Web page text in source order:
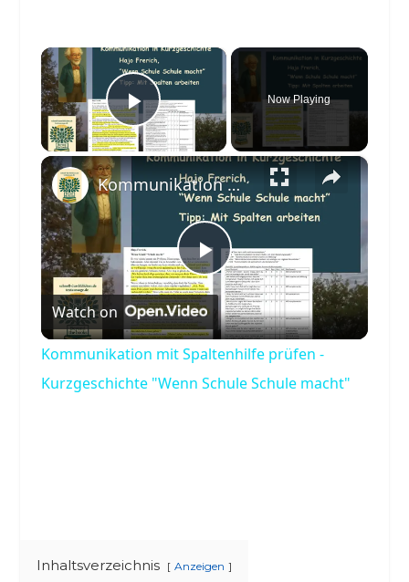
×
Play Video
Now Playing
×
Play
Video
Kommunikation mit Spaltenhilfe prüfen - Kurzgeschichte "Wenn Schule Schule macht"
Watch on
Kommunikation mit Spaltenhilfe prüfen -
Kurzgeschichte "Wenn Schule Schule macht"
Inhaltsverzeichnis Anzeigen